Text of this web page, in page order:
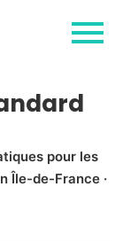
pour les
Île-de-France ·